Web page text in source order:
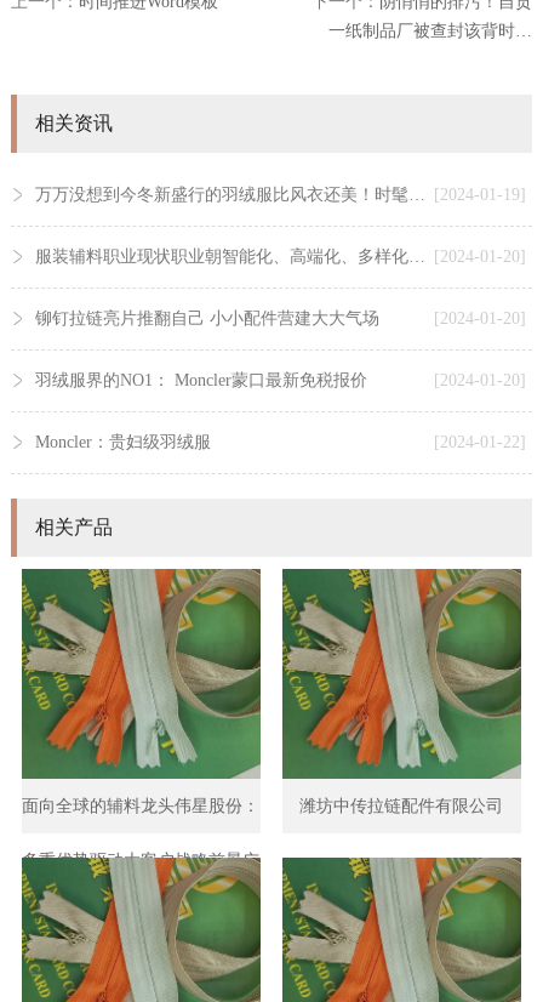
一纸制品厂被查封该背时…
相关资讯
[2024-01-19]
万万没想到今冬新盛行的羽绒服比风衣还美！时髦保暖还显瘦
[2024-01-20]
服装辅料职业现状职业朝智能化、高端化、多样化开展「图」
[2024-01-20]
铆钉拉链亮片推翻自己 小小配件营建大大气场
[2024-01-20]
羽绒服界的NO1： Moncler蒙口最新免税报价
[2024-01-22]
Moncler：贵妇级羽绒服
相关产品
面向全球的辅料龙头伟星股份：
多重优势驱动大客户战略前景广
潍坊中传拉链配件有限公司